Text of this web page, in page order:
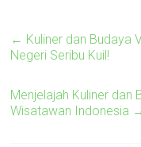
← Kuliner dan Budaya
Negeri Seribu Kuil!
Menjelajah Kuliner dan
Wisatawan Indonesia